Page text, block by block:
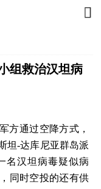

组救治汉坦病
方通过空降方式，
坦-达库尼亚群岛派
名汉坦病毒疑似病
同时空投的还有供